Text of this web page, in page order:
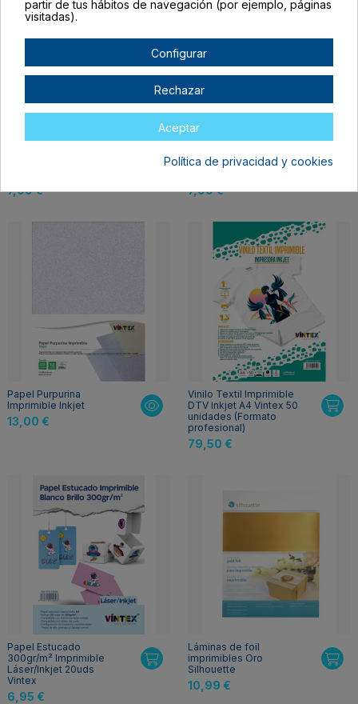
7,99 €
transparente adhesivo
7,99 €
Papel Purpurina
Imprimible Inkjet
13,00 €
Vinilo Textil Imprimible
DTV Inkjet A4 Vintex 50
unidades (Formato
profesional)
79,50 €
Papel Estucado
300gr/m² Imprimible
Láser/Inkjet 20uds
Vintex
6,95 €
Láminas de foil
imprimibles Oro
Silhouette
10,99 €
partir de tus hábitos de navegación (por ejemplo, páginas
visitadas).
Configurar
Rechazar
Aceptar
Política de privacidad y cookies